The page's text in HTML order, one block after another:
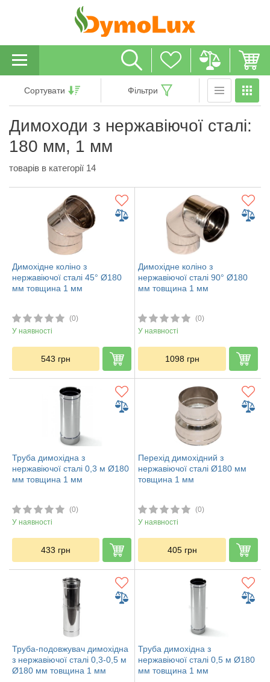
Димоходи з нержавіючої сталі:
180 мм, 1 мм
товарів в категорії 14
Сортувати Фільтри
Димохідне коліно з
нержавіючої сталі 45° Ø180
мм товщина 1 мм
(0)
У наявності
543 грн
Димохідне коліно з
нержавіючої сталі 90° Ø180
мм товщина 1 мм
(0)
У наявності
1098 грн
Труба димохідна з
нержавіючої сталі 0,3 м Ø180
мм товщина 1 мм
(0)
У наявності
433 грн
Перехід димохідний з
нержавіючої сталі Ø180 мм
товщина 1 мм
(0)
У наявності
405 грн
Труба-подовжувач димохідна
з нержавіючої сталі 0,3-0,5 м
Ø180 мм товщина 1 мм
Труба димохідна з
нержавіючої сталі 0,5 м Ø180
мм товщина 1 мм